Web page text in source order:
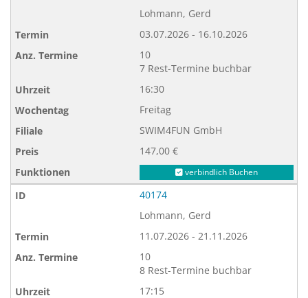
Lohmann, Gerd
03.07.2026 - 16.10.2026
10
7 Rest-Termine buchbar
16:30
Freitag
SWIM4FUN GmbH
147,00 €
verbindlich Buchen
40174
Lohmann, Gerd
11.07.2026 - 21.11.2026
10
8 Rest-Termine buchbar
17:15